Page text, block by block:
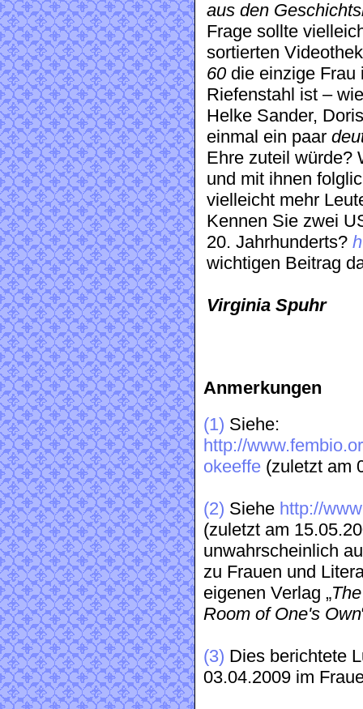
aus den
Frage sollte
sortierten
60 die einzige Frau
Riefenstahl ist –
Helke Sander,
einmal ein paar
Ehre zuteil würde?
und mit ihnen
vielleicht mehr
Kennen Sie zwei
20. Jahrhunderts?
wichtigen Beitrag
Virginia Spuhr
Anmerkungen
(1) Siehe:
http://
okeeffe (zuletzt am
(2) Siehe http://
(zuletzt am
unwahrscheinlich
zu Frauen und
eigenen Verlag „
Room of One's Own
(3) Dies berichtete
03.04.2009 im